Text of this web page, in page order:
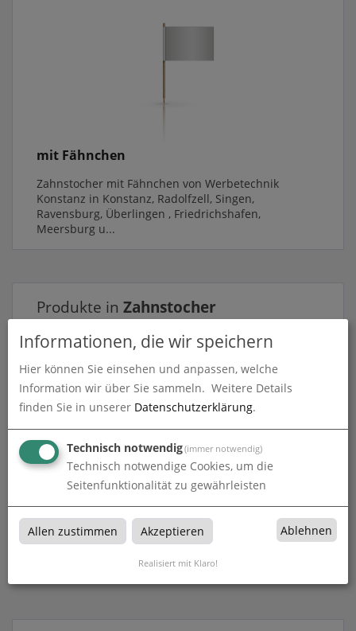
mit Fähnchen
Zahnstocher mit Fähnchen von Werbetechnik
Konstanz in Konstanz, Radolfzell, Singen,
Ravensburg, Überlingen , Friedrichshafen,
Meersburg u...
Produkte in Zahnstocher
Zahnstocher mit Fähnchen | ca. 7 cm | beidseitig
bedruckt
Informationen, die wir speichern
Hier können Sie einsehen und anpassen, welche
Information wir über Sie sammeln. Weitere Details
finden Sie in unserer Datenschutzerklärung.
Technisch notwendig(immer notwendig)
Technisch notwendige Cookies, um die
Seitenfunktionalität zu gewährleisten
Allen zustimmen Akzeptieren Ablehnen
Realisiert mit Klaro!